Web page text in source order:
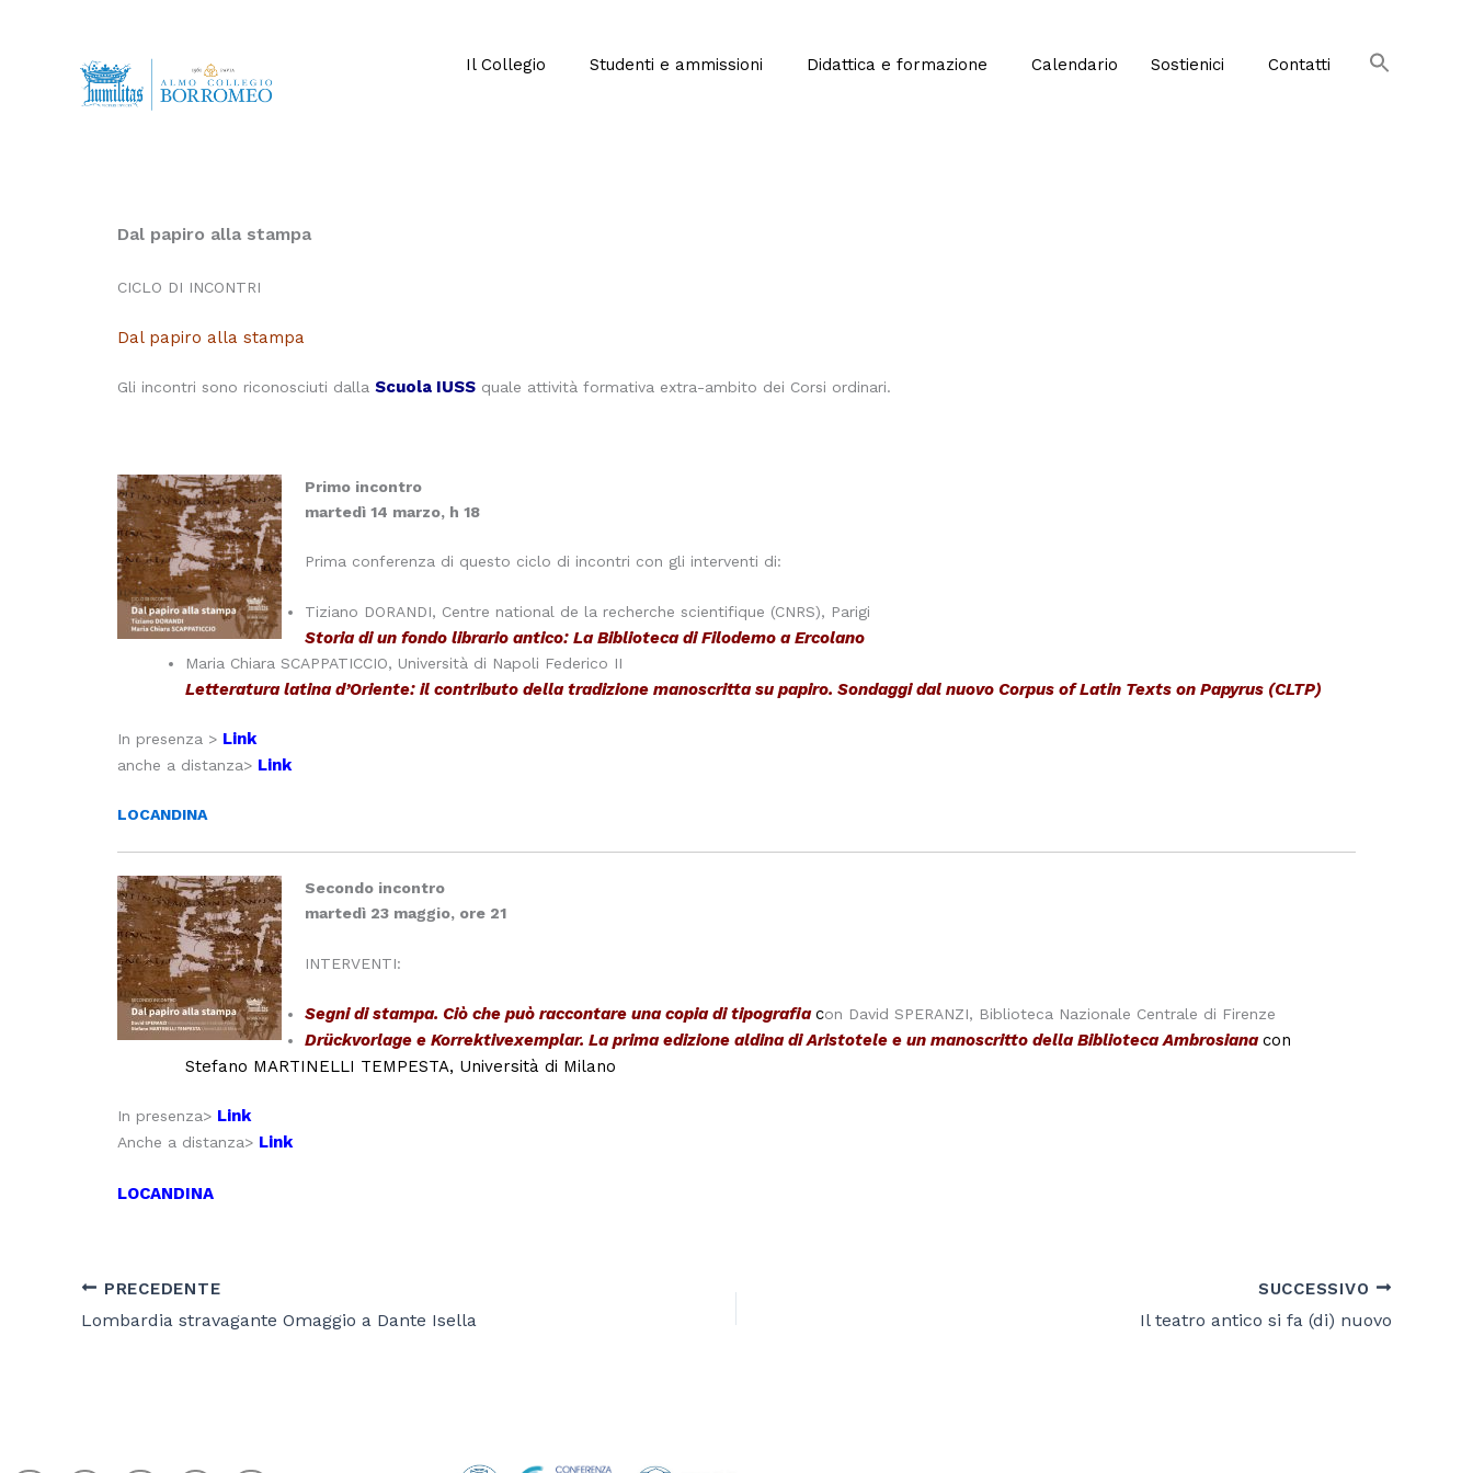
Il Collegio Studenti e ammissioni Didattica e formazione Calendario Sostienici Contatti
Dal papiro alla stampa
CICLO DI INCONTRI
Dal papiro alla stampa
Gli incontri sono riconosciuti dalla Scuola IUSS quale attività formativa extra-ambito dei Corsi ordinari.
Primo incontro
martedì 14 marzo, h 18
Prima conferenza di questo ciclo di incontri con gli interventi di:
Tiziano DORANDI, Centre national de la recherche scientifique (CNRS), Parigi
Storia di un fondo librario antico: La Biblioteca di Filodemo a Ercolano
Maria Chiara SCAPPATICCIO, Università di Napoli Federico II
Letteratura latina d’Oriente: il contributo della tradizione manoscritta su papiro. Sondaggi dal nuovo Corpus of Latin Texts on Papyrus (CLTP)
In presenza > Link
anche a distanza> Link
LOCANDINA
Secondo incontro
martedì 23 maggio, ore 21
INTERVENTI:
Segni di stampa. Ciò che può raccontare una copia di tipografiacon David SPERANZI, Biblioteca Nazionale Centrale di Firenze
Drückvorlage e Korrektivexemplar. La prima edizione aldina di Aristotele e un manoscritto della Biblioteca Ambrosianacon
Stefano MARTINELLI TEMPESTA, Università di Milano
In presenza> Link
Anche a distanza> Link
LOCANDINA
PRECEDENTE
Lombardia stravagante Omaggio a Dante Isella
SUCCESSIVO
Il teatro antico si fa (di) nuovo